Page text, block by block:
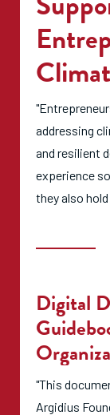
addressing
and resilient
experience
they also
Yet,
serve as an
intersection
well as a call
Digital
"This
Argidius